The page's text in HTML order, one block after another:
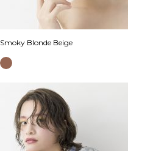
Smoky Blonde Beige